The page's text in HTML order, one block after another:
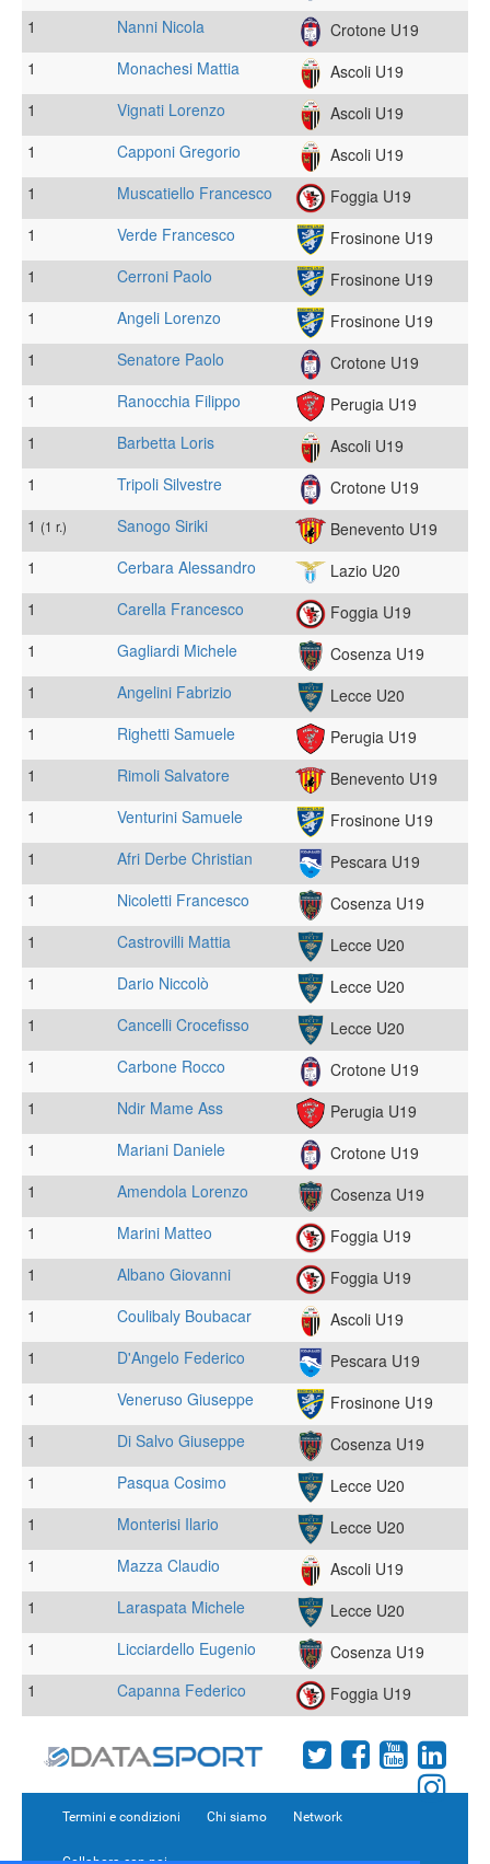
1
Nanni Nicola
Crotone U19
1
Monachesi Mattia
Ascoli U19
1
Vignati Lorenzo
Ascoli U19
1
Capponi Gregorio
Ascoli U19
1
Muscatiello Francesco
Foggia U19
1
Verde Francesco
Frosinone U19
1
Cerroni Paolo
Frosinone U19
1
Angeli Lorenzo
Frosinone U19
1
Senatore Paolo
Crotone U19
1
Ranocchia Filippo
Perugia U19
1
Barbetta Loris
Ascoli U19
1
Tripoli Silvestre
Crotone U19
1 (1 r.) Sanogo Siriki
Benevento U19
1
Cerbara Alessandro
Lazio U20
1
Carella Francesco
Foggia U19
1
Gagliardi Michele
Cosenza U19
1
Angelini Fabrizio
Lecce U20
1
Righetti Samuele
Perugia U19
1
Rimoli Salvatore
Benevento U19
1
Venturini Samuele
Frosinone U19
1
Afri Derbe Christian
Pescara U19
1
Nicoletti Francesco
Cosenza U19
1
Castrovilli Mattia
Lecce U20
1
Dario Niccolò
Lecce U20
1
Cancelli Crocefisso
Lecce U20
1
Carbone Rocco
Crotone U19
1
Ndir Mame Ass
Perugia U19
1
Mariani Daniele
Crotone U19
1
Amendola Lorenzo
Cosenza U19
1
Marini Matteo
Foggia U19
1
Albano Giovanni
Foggia U19
1
Coulibaly Boubacar
Ascoli U19
1
D'Angelo Federico
Pescara U19
1
Veneruso Giuseppe
Frosinone U19
1
Di Salvo Giuseppe
Cosenza U19
1
Pasqua Cosimo
Lecce U20
1
Monterisi Ilario
Lecce U20
1
Mazza Claudio
Ascoli U19
1
Laraspata Michele
Lecce U20
1
Licciardello Eugenio
Cosenza U19
1
Capanna Federico Foggia U19
Termini e condizioni Chi siamo Network